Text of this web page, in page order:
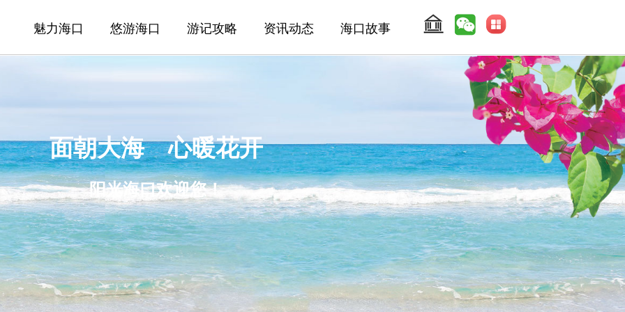
魅力海口 悠游海口 游记攻略 资讯动态 海口故事
面朝大海 心暖花开
阳光海口欢迎您！